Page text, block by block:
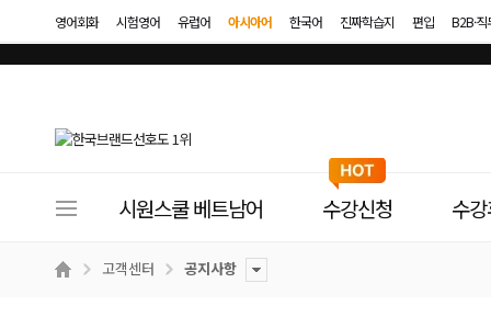
영어회화 시험영어 유럽어 아시아어 한국어 진짜학습지 편입 B2B·
이
메
시원스쿨 베트남어 수강신청 수
고객센터 공지사항